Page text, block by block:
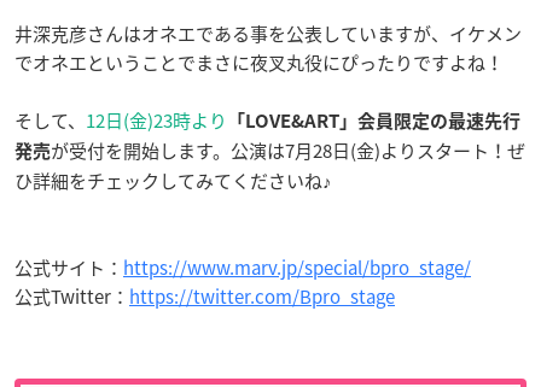
井深克彦さんはオネエである事を公表していますが、イケメン
でオネエということでまさに夜叉丸役にぴったりですよね！
そして、 12日(金)23時より
「LOVE&ART」会員限定の最速先行
発売が受付を開始します。公演は7月28日(金)よりスタート！ぜ
ひ詳細をチェックしてみてくださいね♪
公式サイト： https://www.marv.jp/special/bpro_stage/
公式Twitter： https://twitter.com/Bpro_stage